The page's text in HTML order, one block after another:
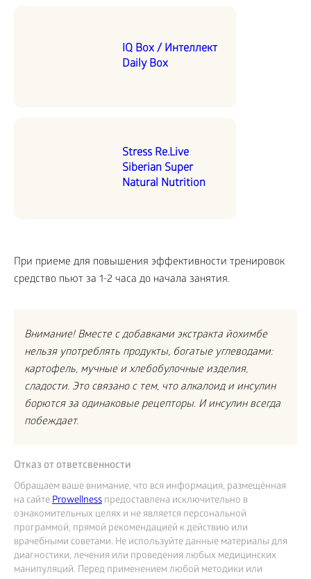
IQ Box / Интеллект
Daily Box
Stress Re.Live
Siberian Super
Natural Nutrition
При приеме для повышения эффективности тренировок
средство пьют за 1-2 часа до начала занятия.
Внимание! Вместе с добавками экстракта йохимбе
нельзя употреблять продукты, богатые углеводами:
картофель, мучные и хлебобулочные изделия,
сладости. Это связано с тем, что алкалоид и инсулин
борются за одинаковые рецепторы. И инсулин всегда
побеждает.
Отказ от ответсвенности
Обращаем ваше внимание, что вся информация, размещённая
на сайтеProwellness предоставлена исключительно в
ознакомительных целях и не является персональной
программой, прямой рекомендацией к действию или
врачебными советами. Не используйте данные материалы для
диагностики, лечения или проведения любых медицинских
манипуляций. Перед применением любой методики или